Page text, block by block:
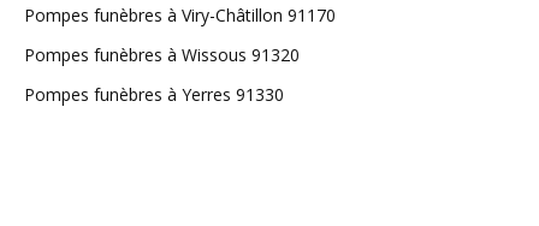
Pompes funèbres à Viry-Châtillon 91170
Pompes funèbres à Wissous 91320
Pompes funèbres à Yerres 91330